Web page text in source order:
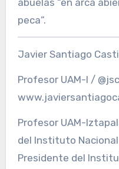
abuelas “en arca
peca”.
Javier Santiago
Profesor UAM-I /
Profesor UAM-
del Instituto
Presidente del